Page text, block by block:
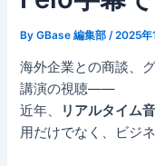
ByGBase 編集部/2025年
海外企業との商談、
講演の視聴——
近年、
リアルタイム
用だけでなく、ビジ